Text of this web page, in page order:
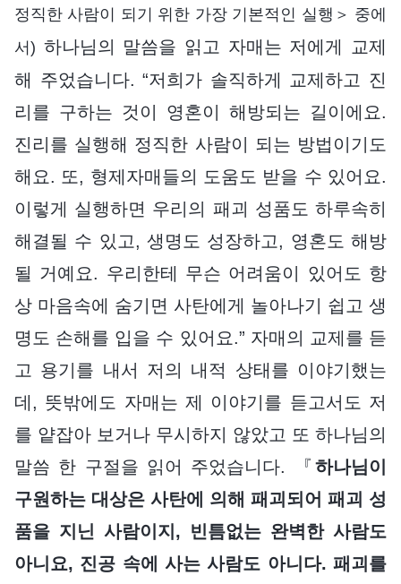
정직한 사람이 되기 위한 가장 기본적인 실행＞ 중에
서) 하나님의 말씀을 읽고 자매는 저에게 교제
해 주었습니다. “저희가 솔직하게 교제하고 진
리를 구하는 것이 영혼이 해방되는 길이에요.
진리를 실행해 정직한 사람이 되는 방법이기도
해요. 또, 형제자매들의 도움도 받을 수 있어요.
이렇게 실행하면 우리의 패괴 성품도 하루속히
해결될 수 있고, 생명도 성장하고, 영혼도 해방
될 거예요. 우리한테 무슨 어려움이 있어도 항
상 마음속에 숨기면 사탄에게 놀아나기 쉽고 생
명도 손해를 입을 수 있어요.” 자매의 교제를 듣
고 용기를 내서 저의 내적 상태를 이야기했는
데, 뜻밖에도 자매는 제 이야기를 듣고서도 저
를 얕잡아 보거나 무시하지 않았고 또 하나님의
말씀 한 구절을 읽어 주었습니다. 『 하나님이
구원하는 대상은 사탄에 의해 패괴되어 패괴 성
품을 지닌 사람이지, 빈틈없는 완벽한 사람도
아니요, 진공 속에 사는 사람도 아니다. 패괴를